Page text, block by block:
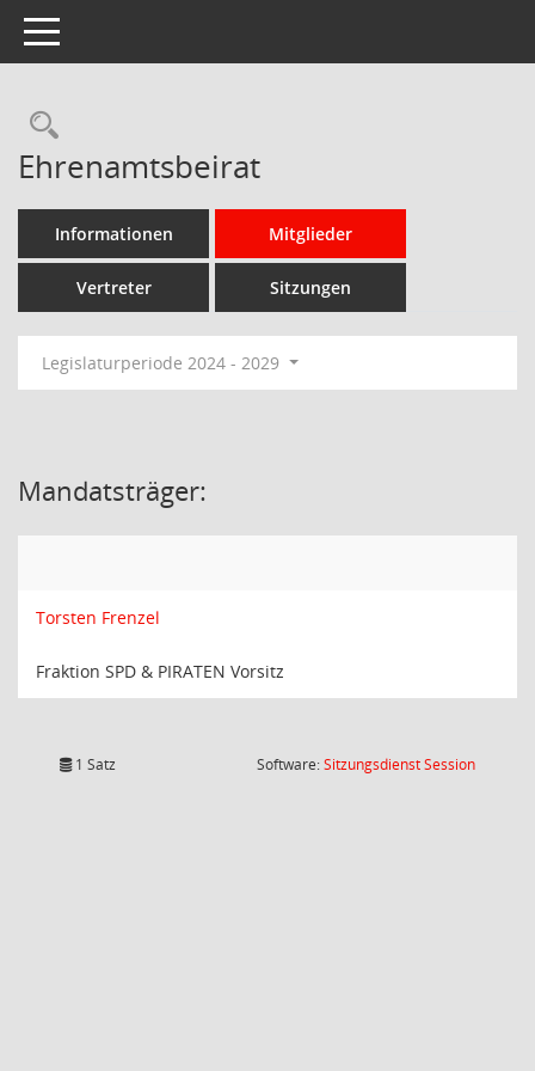
Toggle navigation
Rechercheauswahl
Ehrenamtsbeirat
Informationen Mitglieder
Vertreter Sitzungen
Legislaturperiode 2024 - 2029
Mandatsträger:
Torsten Frenzel
Fraktion SPD & PIRATEN Vorsitz
1 Satz Software:SitzungsdienstSession(Wird in